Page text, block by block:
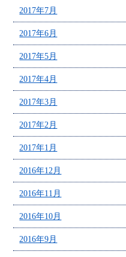
2017年7月
2017年6月
2017年5月
2017年4月
2017年3月
2017年2月
2017年1月
2016年12月
2016年11月
2016年10月
2016年9月